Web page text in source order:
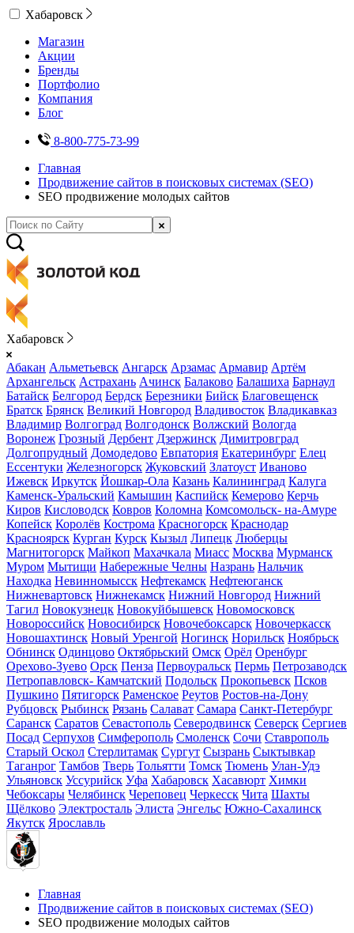
Хабаровск
Магазин
Акции
Бренды
Портфолио
Компания
Блог
8-800-775-73-99
Главная
Продвижение сайтов в поисковых системах (SEO)
SEO продвижение молодых сайтов
Хабаровск
Абакан Альметьевск Ангарск Арзамас Армавир Артём
Архангельск Астрахань Ачинск Балаково Балашиха Барнаул
Батайск Белгород Бердск Березники Бийск Благовещенск
Братск Брянск Великий Новгород Владивосток Владикавказ
Владимир Волгоград Волгодонск Волжский Вологда
Воронеж Грозный Дербент Дзержинск Димитровград
Долгопрудный Домодедово Евпатория Екатеринбург Елец
Ессентуки Железногорск Жуковский Златоуст Иваново
Ижевск Иркутск Йошкар-Ола Казань Калининград Калуга
Каменск-Уральский Камышин Каспийск Кемерово Керчь
Киров Кисловодск Ковров Коломна Комсомольск- на-Амуре
Копейск Королёв Кострома Красногорск Краснодар
Красноярск Курган Курск Кызыл Липецк Люберцы
Магнитогорск Майкоп Махачкала Миасс Москва Мурманск
Муром Мытищи Набережные Челны Назрань Нальчик
Находка Невинномысск Нефтекамск Нефтеюганск
Нижневартовск Нижнекамск Нижний Новгород Нижний
Тагил Новокузнецк Новокуйбышевск Новомосковск
Новороссийск Новосибирск Новочебоксарск Новочеркасск
Новошахтинск Новый Уренгой Ногинск Норильск Ноябрьск
Обнинск Одинцово Октябрьский Омск Орёл Оренбург
Орехово-Зуево Орск Пенза Первоуральск Пермь Петрозаводск
Петропавловск- Камчатский Подольск Прокопьевск Псков
Пушкино Пятигорск Раменское Реутов Ростов-на-Дону
Рубцовск Рыбинск Рязань Салават Самара Санкт-Петербург
Саранск Саратов Севастополь Северодвинск Северск Сергиев
Посад Серпухов Симферополь Смоленск Сочи Ставрополь
Старый Оскол Стерлитамак Сургут Сызрань Сыктывкар
Таганрог Тамбов Тверь Тольятти Томск Тюмень Улан-Удэ
Ульяновск Уссурийск Уфа Хабаровск Хасавюрт Химки
Чебоксары Челябинск Череповец Черкесск Чита Шахты
Щёлково Электросталь Элиста Энгельс Южно-Сахалинск
Якутск Ярославль
Главная
Продвижение сайтов в поисковых системах (SEO)
SEO продвижение молодых сайтов